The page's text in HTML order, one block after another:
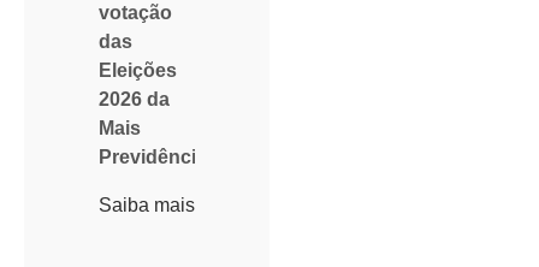
votação
das
Eleições
2026 da
Mais
Previdência
Saiba mais